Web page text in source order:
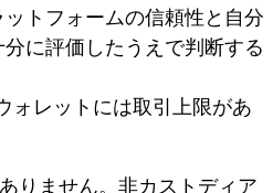
トフォームの信頼性と自分
に評価したうえで判断する
ォレットには取引上限があ
りません。非カストディア